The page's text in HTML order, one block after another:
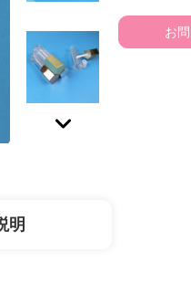
お
明